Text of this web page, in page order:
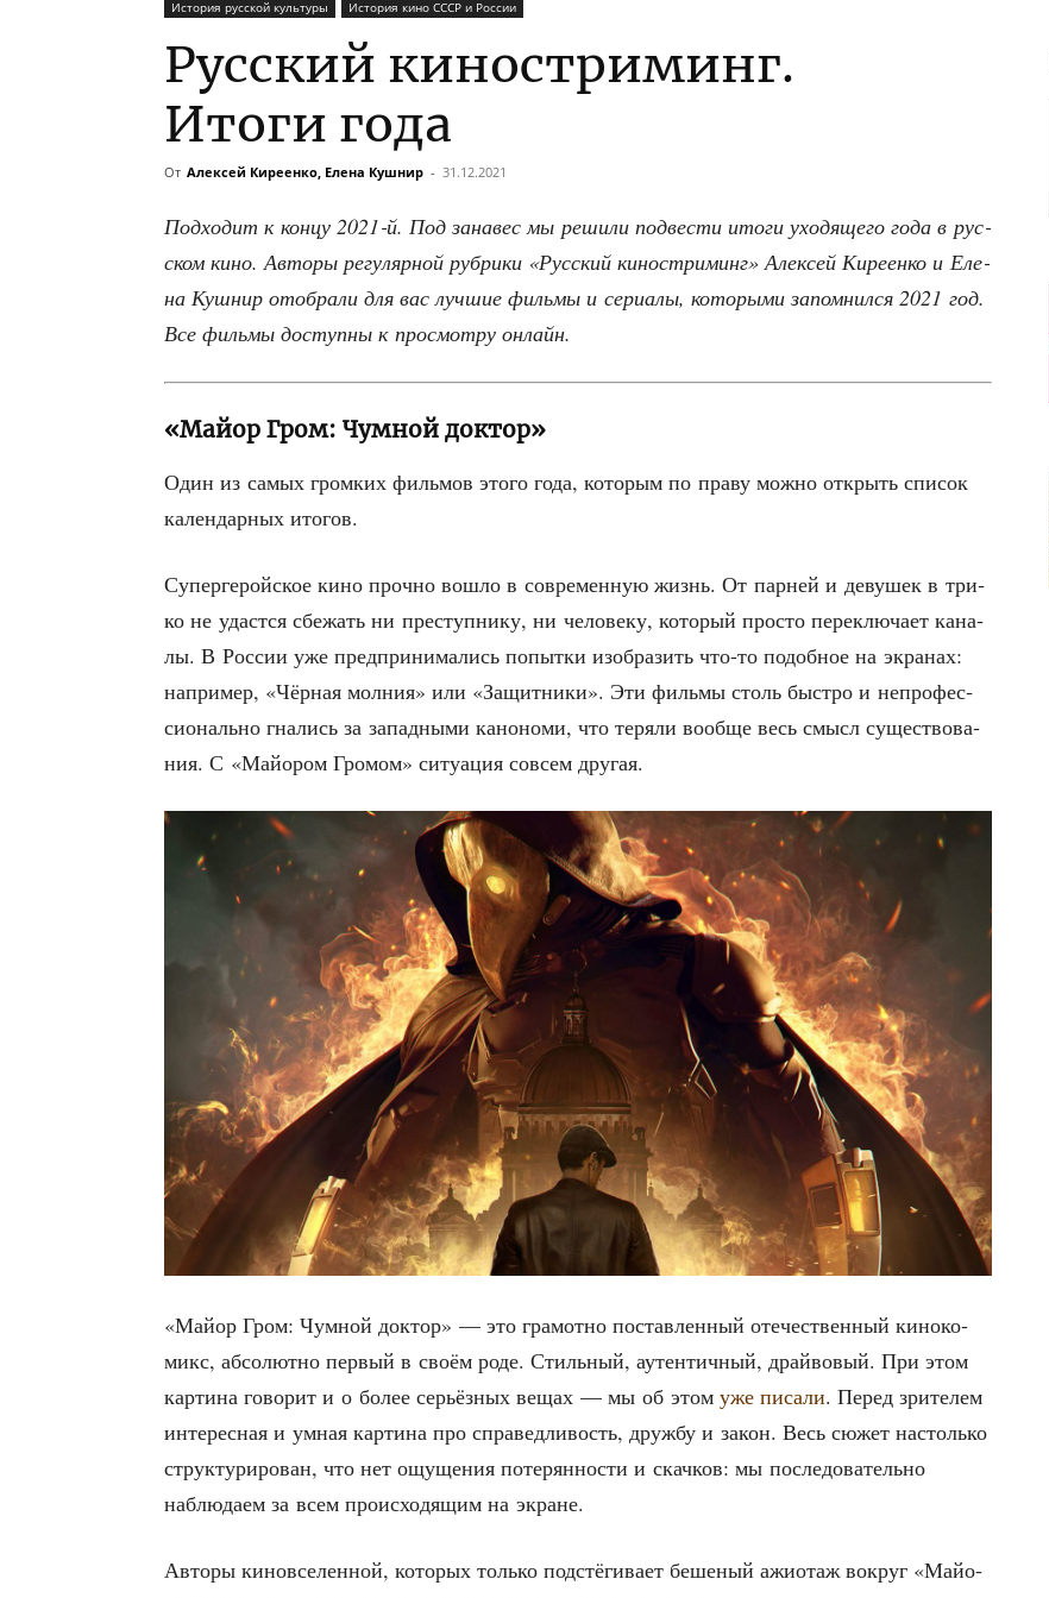
История русской культуры История кино СССР и России
Русский киностриминг.
Итоги года
От Алексей Киреенко, Елена Кушнир - 31.12.2021
Под­хо­дит к кон­цу 2021‑й. Под зана­вес мы реши­ли под­ве­сти ито­ги ухо­дя­ще­го года в рус­
ском кино. Авто­ры регу­ляр­ной руб­ри­ки «Рус­ский кино­ст­ри­минг» Алек­сей Кире­ен­ко и Еле­
на Куш­нир ото­бра­ли для вас луч­шие филь­мы и сери­а­лы, кото­ры­ми запом­нил­ся 2021 год.
Все филь­мы доступ­ны к про­смот­ру онлайн.
«Майор Гром: Чумной доктор»
Один из самых гром­ких филь­мов это­го года, кото­рым по пра­ву мож­но открыть спи­сок
кален­дар­ных итогов.
Супер­ге­рой­ское кино проч­но вошло в совре­мен­ную жизнь. От пар­ней и деву­шек в три­
ко не удаст­ся сбе­жать ни пре­ступ­ни­ку, ни чело­ве­ку, кото­рый про­сто пере­клю­ча­ет кана­
лы. В Рос­сии уже пред­при­ни­ма­лись попыт­ки изоб­ра­зить что-то подоб­ное на экра­нах:
напри­мер, «Чёр­ная мол­ния» или «Защит­ни­ки». Эти филь­мы столь быст­ро и непро­фес­
си­о­наль­но гна­лись за запад­ны­ми кано­но­ми, что теря­ли вооб­ще весь смысл суще­ство­ва­
ния. С «Май­о­ром Гро­мом» ситу­а­ция совсем другая.
«Май­ор Гром: Чум­ной док­тор» — это гра­мот­но постав­лен­ный оте­че­ствен­ный кино­ко­
микс, абсо­лют­но пер­вый в сво­ём роде. Стиль­ный, аутен­тич­ный, драй­во­вый. При этом
кар­ти­на гово­рит и о более серьёз­ных вещах — мы об этом уже писа­ли. Перед зри­те­лем
инте­рес­ная и умная кар­ти­на про спра­вед­ли­вость, друж­бу и закон. Весь сюжет настоль­ко
струк­ту­ри­ро­ван, что нет ощу­ще­ния поте­рян­но­сти и скач­ков: мы после­до­ва­тель­но
наблю­да­ем за всем про­ис­хо­дя­щим на экране.
Авто­ры кино­все­лен­ной, кото­рых толь­ко под­стё­ги­ва­ет беше­ный ажи­о­таж вокруг «Май­о­